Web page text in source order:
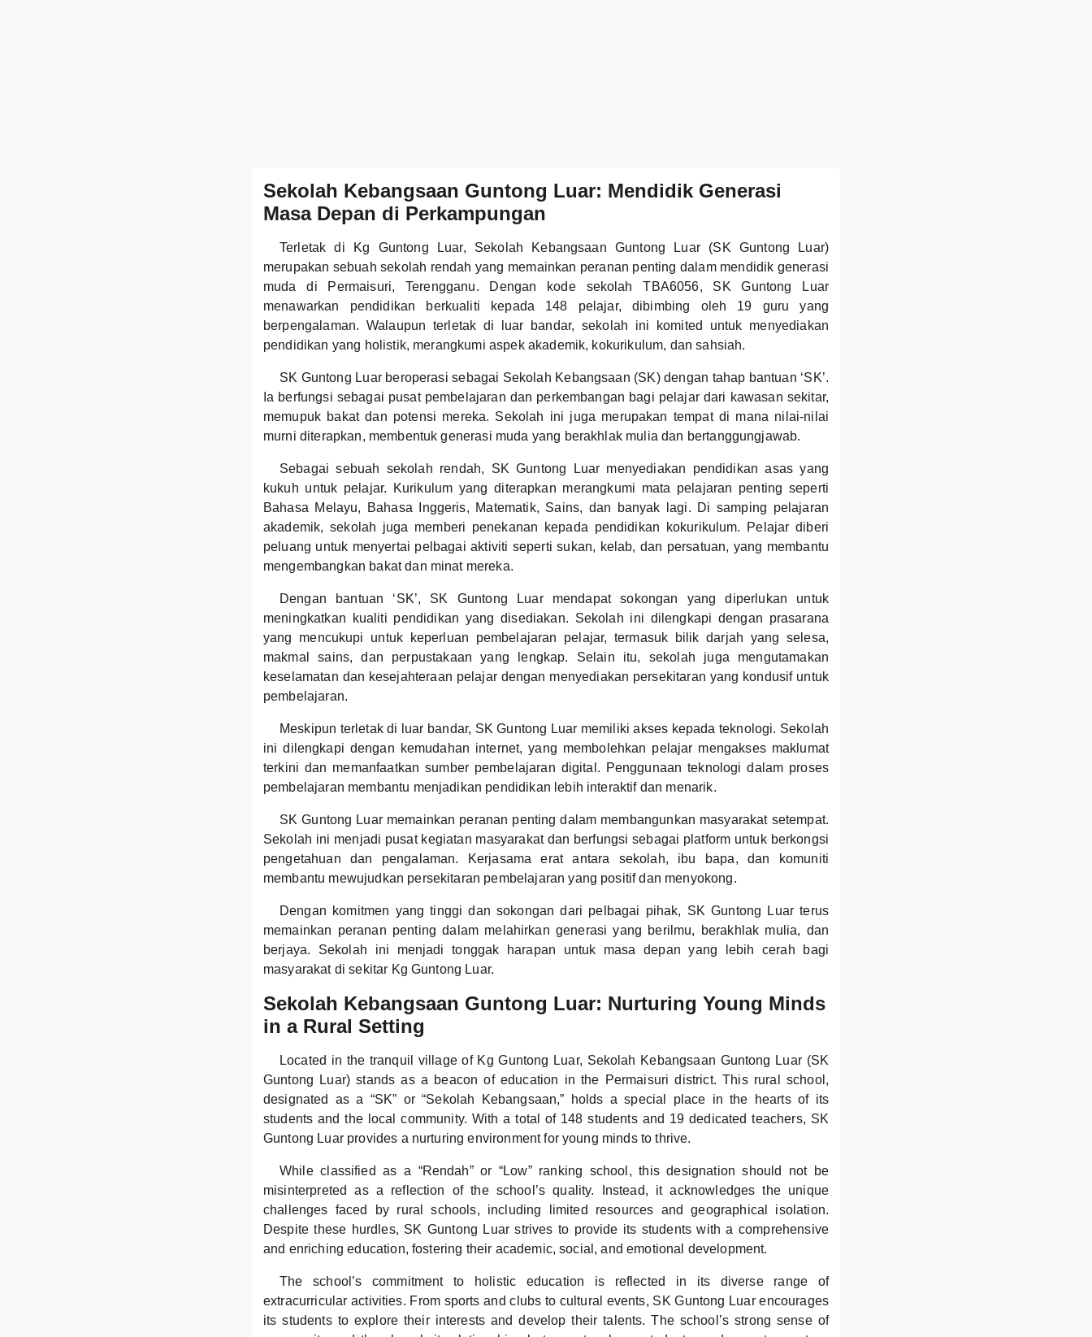
Sekolah Kebangsaan Guntong Luar: Mendidik Generasi
Masa Depan di Perkampungan
Terletak di Kg Guntong Luar, Sekolah Kebangsaan Guntong Luar (SK Guntong Luar)
merupakan sebuah sekolah rendah yang memainkan peranan penting dalam mendidik generasi
muda di Permaisuri, Terengganu. Dengan kode sekolah TBA6056, SK Guntong Luar
menawarkan pendidikan berkualiti kepada 148 pelajar, dibimbing oleh 19 guru yang
berpengalaman. Walaupun terletak di luar bandar, sekolah ini komited untuk menyediakan
pendidikan yang holistik, merangkumi aspek akademik, kokurikulum, dan sahsiah.
SK Guntong Luar beroperasi sebagai Sekolah Kebangsaan (SK) dengan tahap bantuan ‘SK’.
Ia berfungsi sebagai pusat pembelajaran dan perkembangan bagi pelajar dari kawasan sekitar,
memupuk bakat dan potensi mereka. Sekolah ini juga merupakan tempat di mana nilai-nilai
murni diterapkan, membentuk generasi muda yang berakhlak mulia dan bertanggungjawab.
Sebagai sebuah sekolah rendah, SK Guntong Luar menyediakan pendidikan asas yang
kukuh untuk pelajar. Kurikulum yang diterapkan merangkumi mata pelajaran penting seperti
Bahasa Melayu, Bahasa Inggeris, Matematik, Sains, dan banyak lagi. Di samping pelajaran
akademik, sekolah juga memberi penekanan kepada pendidikan kokurikulum. Pelajar diberi
peluang untuk menyertai pelbagai aktiviti seperti sukan, kelab, dan persatuan, yang membantu
mengembangkan bakat dan minat mereka.
Dengan bantuan ‘SK’, SK Guntong Luar mendapat sokongan yang diperlukan untuk
meningkatkan kualiti pendidikan yang disediakan. Sekolah ini dilengkapi dengan prasarana
yang mencukupi untuk keperluan pembelajaran pelajar, termasuk bilik darjah yang selesa,
makmal sains, dan perpustakaan yang lengkap. Selain itu, sekolah juga mengutamakan
keselamatan dan kesejahteraan pelajar dengan menyediakan persekitaran yang kondusif untuk
pembelajaran.
Meskipun terletak di luar bandar, SK Guntong Luar memiliki akses kepada teknologi. Sekolah
ini dilengkapi dengan kemudahan internet, yang membolehkan pelajar mengakses maklumat
terkini dan memanfaatkan sumber pembelajaran digital. Penggunaan teknologi dalam proses
pembelajaran membantu menjadikan pendidikan lebih interaktif dan menarik.
SK Guntong Luar memainkan peranan penting dalam membangunkan masyarakat setempat.
Sekolah ini menjadi pusat kegiatan masyarakat dan berfungsi sebagai platform untuk berkongsi
pengetahuan dan pengalaman. Kerjasama erat antara sekolah, ibu bapa, dan komuniti
membantu mewujudkan persekitaran pembelajaran yang positif dan menyokong.
Dengan komitmen yang tinggi dan sokongan dari pelbagai pihak, SK Guntong Luar terus
memainkan peranan penting dalam melahirkan generasi yang berilmu, berakhlak mulia, dan
berjaya. Sekolah ini menjadi tonggak harapan untuk masa depan yang lebih cerah bagi
masyarakat di sekitar Kg Guntong Luar.
Sekolah Kebangsaan Guntong Luar: Nurturing Young Minds
in a Rural Setting
Located in the tranquil village of Kg Guntong Luar, Sekolah Kebangsaan Guntong Luar (SK
Guntong Luar) stands as a beacon of education in the Permaisuri district. This rural school,
designated as a “SK” or “Sekolah Kebangsaan,” holds a special place in the hearts of its
students and the local community. With a total of 148 students and 19 dedicated teachers, SK
Guntong Luar provides a nurturing environment for young minds to thrive.
While classified as a “Rendah” or “Low” ranking school, this designation should not be
misinterpreted as a reflection of the school’s quality. Instead, it acknowledges the unique
challenges faced by rural schools, including limited resources and geographical isolation.
Despite these hurdles, SK Guntong Luar strives to provide its students with a comprehensive
and enriching education, fostering their academic, social, and emotional development.
The school’s commitment to holistic education is reflected in its diverse range of
extracurricular activities. From sports and clubs to cultural events, SK Guntong Luar encourages
its students to explore their interests and develop their talents. The school’s strong sense of